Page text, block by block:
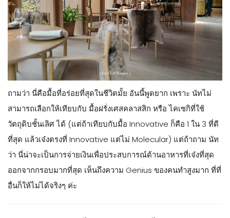
ถามว่า นี่คือมื้อที่อร่อยที่สุดในชีวิตมั้ย อันนี้พูดยาก เพราะ นัทไม่
สามารถเลือกให้เทียบกับ มื้อฝรั่งเศสคลาสสิก หรือ ไคเซกิที่ใช้
วัตถุดิบชั้นเลิศ ได้ (แต่ถ้าเทียบกับมื้อ Innovative ก็คือ 1 ใน 3 ที่ดี
ที่สุด แล้วเจ๋งตรงที่ Innovative แต่ไม่ Molecular) แต่ถ้าถาม นัท
ว่า นี่น่าจะเป็นการจ่ายเงินเพื่อประสบการณ์ด้านอาหารที่เจ๋งที่สุด
ออกจากกรอบมากที่สุด เห็นถึงความ Genius ของคนทำสูงมาก ที่ที่
อื่นก็ให้ไม่ได้จริงๆ ค่ะ